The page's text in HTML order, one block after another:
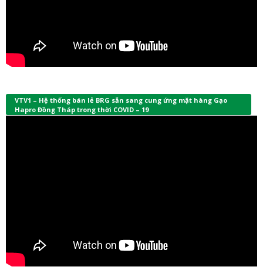
VTV1 – Hệ thống bán lẻ BRG sẵn sang cung ứng mặt hàng Gạo
Hapro Đồng Tháp trong thời COVID – 19